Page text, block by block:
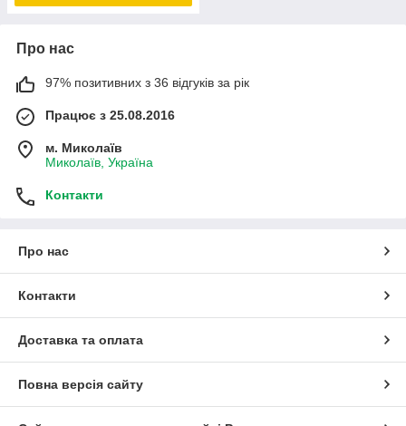
Про нас
97% позитивних з 36 відгуків за рік
Працює з 25.08.2016
м. Миколаїв
Миколаїв, Україна
Контакти
Про нас
Контакти
Доставка та оплата
Повна версія сайту